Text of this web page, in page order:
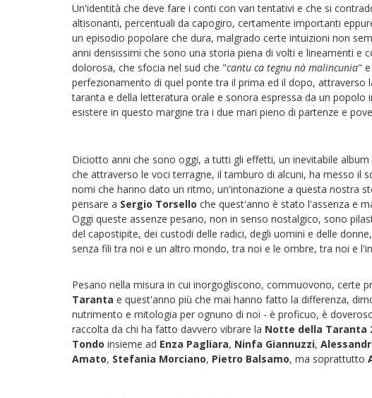
Un'identità che deve fare i conti con vari tentativi e che si
altisonanti, percentuali da capogiro, certamente importanti
un episodio popolare che dura, malgrado certe intuizioni non
anni densissimi che sono una storia piena di volti e lineamenti
dolorosa, che sfocia nel sud che "cantu ca tegnu nà malincunia"
perfezionamento di quel ponte tra il prima ed il dopo, attraverso
taranta e della letteratura orale e sonora espressa da un
esistere in questo margine tra i due mari pieno di partenze e
Diciotto anni che sono oggi, a tutti gli effetti, un inevitabile
che attraverso le voci terragne, il tamburo di alcuni, ha messo
nomi che hanno dato un ritmo, un'intonazione a questa nostra
pensare a Sergio Torsello che quest'anno è stato l'assenza e
Oggi queste assenze pesano, non in senso nostalgico, sono
del capostipite, dei custodi delle radici, degli uomini e delle
senza fili tra noi e un altro mondo, tra noi e le ombre, tra noi e
Pesano nella misura in cui inorgogliscono, commuovono, certe
Taranta e quest'anno più che mai hanno fatto la differenza,
nutrimento e mitologia per ognuno di noi - è proficuo, è
raccolta da chi ha fatto davvero vibrare la Notte della Taranta
Tondo insieme ad Enza Pagliara, Ninfa Giannuzzi,
Amato, Stefania Morciano, Pietro Balsamo, ma soprattutto